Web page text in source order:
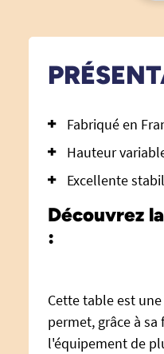
Fabriqué en
Hauteur
Excellente
Découvrez
:
Cette table est
permet, grâce à
l'équipement de